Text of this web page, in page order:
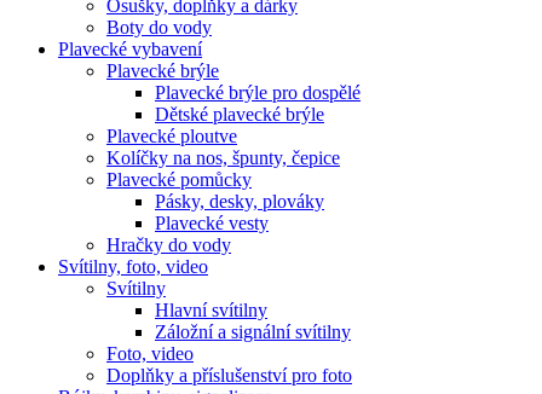
Osušky, doplňky a dárky
Boty do vody
Plavecké vybavení
Plavecké brýle
Plavecké brýle pro dospělé
Dětské plavecké brýle
Plavecké ploutve
Kolíčky na nos, špunty, čepice
Plavecké pomůcky
Pásky, desky, plováky
Plavecké vesty
Hračky do vody
Svítilny, foto, video
Svítilny
Hlavní svítilny
Záložní a signální svítilny
Foto, video
Doplňky a příslušenství pro foto